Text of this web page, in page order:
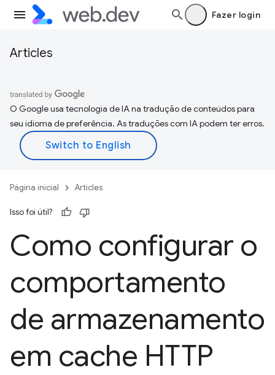
Fazer login
Articles
O Google usa tecnologia de IA na tradução de conteúdos para
seu idioma de preferência. As traduções com IA podem ter erros.
Página inicial Articles
Isso foi útil?
Como configurar o
comportamento
de armazenamento
em cache HTTP